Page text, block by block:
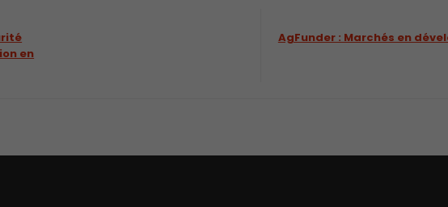
en
AgFunder : Marchés en